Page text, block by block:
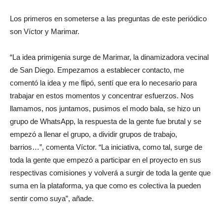
Los primeros en someterse a las preguntas de este periódico
son Víctor y Marimar.
“La idea primigenia surge de Marimar, la dinamizadora vecinal
de San Diego. Empezamos a establecer contacto, me
comentó la idea y me flipó, sentí que era lo necesario para
trabajar en estos momentos y concentrar esfuerzos. Nos
llamamos, nos juntamos, pusimos el modo bala, se hizo un
grupo de WhatsApp, la respuesta de la gente fue brutal y se
empezó a llenar el grupo, a dividir grupos de trabajo,
barrios…”, comenta Víctor. “La iniciativa, como tal, surge de
toda la gente que empezó a participar en el proyecto en sus
respectivas comisiones y volverá a surgir de toda la gente que
suma en la plataforma, ya que como es colectiva la pueden
sentir como suya”, añade.